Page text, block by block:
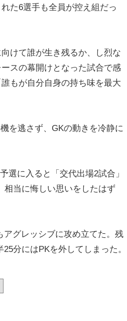
た6選手も全員が控え組だっ
けて誰が生き残るか、し烈な
スの幕開けとなった試合で感
もが自分自身の持ち味を最大
を逃さず、GKの動きを冷静に
に入ると「交代出場2試合」
相当に悔しい思いをしたはず
グレッシブに攻め立てた。残
分にはPKを外してしまった。